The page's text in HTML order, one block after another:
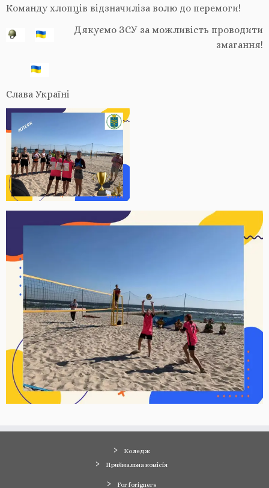
Команду хлопців відзначиліза волю до перемоги!
Дякуємо ЗСУ за можливість проводити
змагання!
Слава Україні
Коледж
Приймальна комісія
For forigners